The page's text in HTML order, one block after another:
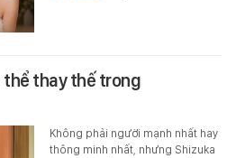
thể thay thế trong
Không phải người mạnh nhất hay
thông minh nhất, nhưng Shizuka